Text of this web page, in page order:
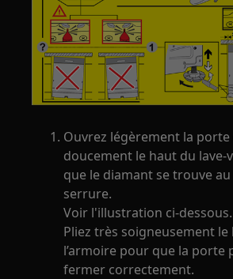
Ouvrez légèrement la porte
doucement le haut du lave-
que le diamant se trouve
serrure.
Voir l'illustration ci-dessous.
Pliez très soigneusement le
l’armoire pour que la porte
fermer correctement.